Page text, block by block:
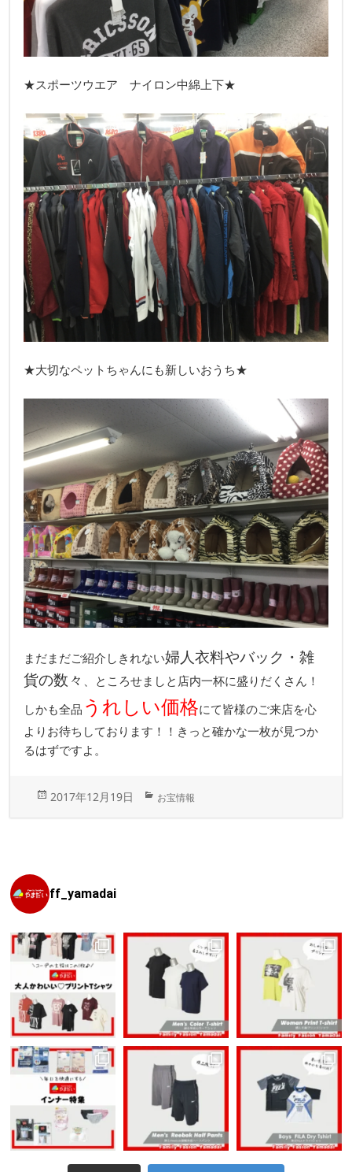
★スポーツウエア ナイロン中綿上下★
★大切なペットちゃんにも新しいおうち★
まだまだご紹介しきれない婦人衣料やバック・雑
貨の数々 、ところせましと店内一杯に盛りだくさん！
しかも全品 うれしい価格にて皆様のご来店を心
よりお待ちしております！！きっと確かな一枚が見つか
るはずですよ。
投
日:
2017年12月19日
カ
ゴ
お宝情報
ff_yamadai